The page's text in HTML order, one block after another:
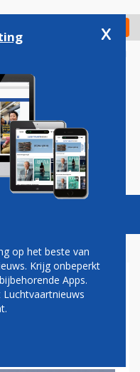
Check in
Vacatures
x
op het beste van
Krijg onbeperkt
Apps.